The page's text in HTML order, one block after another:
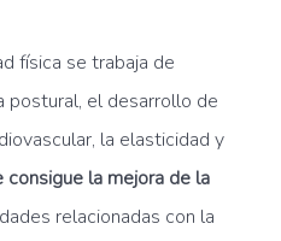
física se trabaja de
postural, el desarrollo de
la elasticidad y
consigue la mejora de la
relacionadas con la